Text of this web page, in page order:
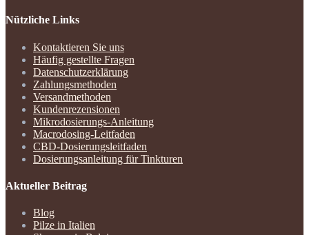
Nützliche Links
Kontaktieren Sie uns
Häufig gestellte Fragen
Datenschutzerklärung
Zahlungsmethoden
Versandmethoden
Kundenrezensionen
Mikrodosierungs-Anleitung
Macrodosing-Leitfaden
CBD-Dosierungsleitfaden
Dosierungsanleitung für Tinkturen
Aktueller Beitrag
Blog
Pilze in Italien